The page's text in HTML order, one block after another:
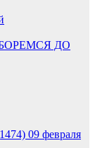
ДО
09 февраля